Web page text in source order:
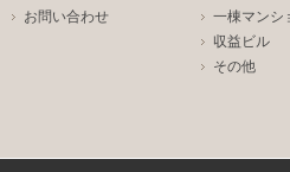
お問い合わせ
一棟マンシ
収益ビル
その他